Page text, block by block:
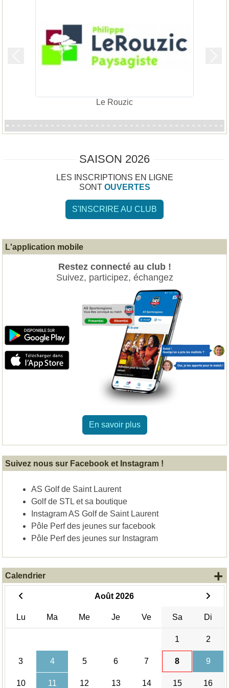
Le Rouzic
SAISON 2026
LES INSCRIPTIONS EN LIGNE
SONT OUVERTES
S'INSCRIRE AU CLUB
L'application mobile
Restez connecté au club !
Suivez, participez, échangez
En savoir plus
Suivez nous sur Facebook et Instagram !
AS Golf de Saint Laurent
Golf de STL et sa boutique
Instagram AS Golf de Saint Laurent
Pôle Perf des jeunes sur facebook
Pôle Perf des jeunes sur Instagram
Calendrier
Août 2026
Lu Ma Me Je Ve Sa Di
1 2
3 4 5 6 7 8 9
10 11 12 13 14 15 16
+